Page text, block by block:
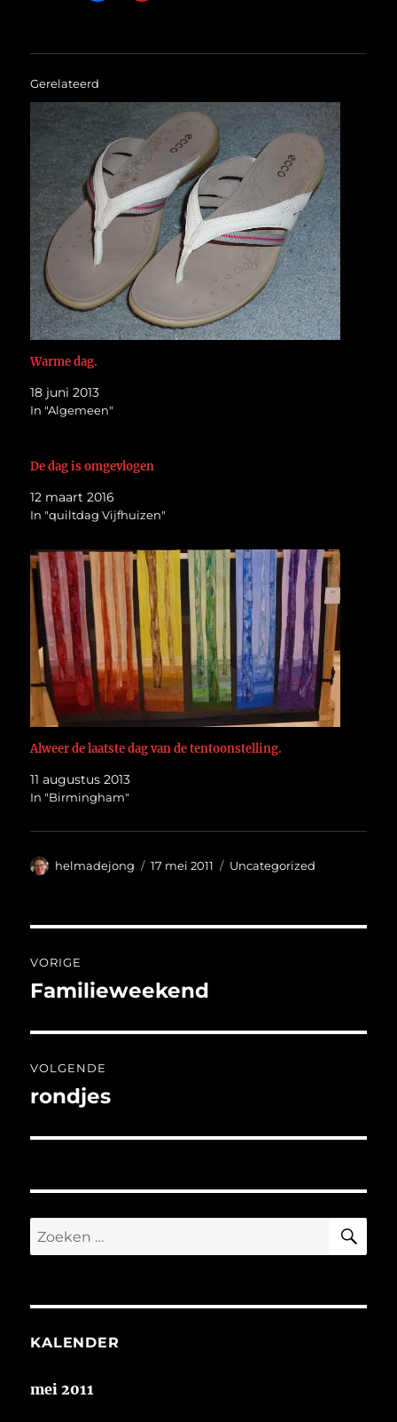
Gerelateerd
Warme dag.
18 juni 2013
In "Algemeen"
De dag is omgevlogen
12 maart 2016
In "quiltdag Vijfhuizen"
Alweer de laatste dag van de tentoonstelling.
11 augustus 2013
In "Birmingham"
Auteur
helmadejong
Geplaatst
17 mei 2011 Categorieën
Uncategorized
navigatie
VORIGE
Vorig
Familieweekend
VOLGENDE
Volgend
rondjes
Zoeken
naar:
KALENDER
mei 2011